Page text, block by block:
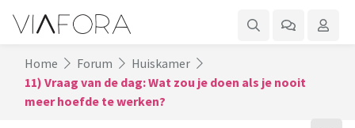
Home Forum
Huiskamer
11) Vraag van de dag: Wat zou je doen als je nooit
meer hoefde te werken?